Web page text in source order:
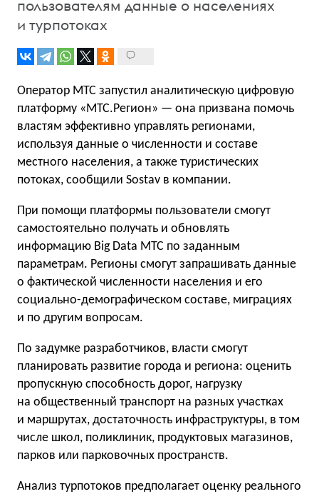
пользователям данные о населениях
и турпотоках
Оператор МТС запустил аналитическую цифровую
платформу «МТС.Регион» — она призвана помочь
властям эффективно управлять регионами,
используя данные о численности и составе
местного населения, а также туристических
потоках, сообщили Sostav в компании.
При помощи платформы пользователи смогут
самостоятельно получать и обновлять
информацию Big Data МТС по заданным
параметрам. Регионы смогут запрашивать данные
о фактической численности населения и его
социально-демографическом составе, миграциях
и по другим вопросам.
По задумке разработчиков, власти смогут
планировать развитие города и региона: оценить
пропускную способность дорог, нагрузку
на общественный транспорт на разных участках
и маршрутах, достаточность инфраструктуры, в том
числе школ, поликлиник, продуктовых магазинов,
парков или парковочных пространств.
Анализ турпотоков предполагает оценку реального